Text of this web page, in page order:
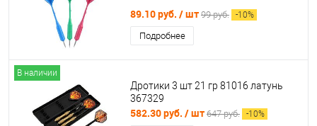
89.10 руб. / шт 99 руб. -10%
Подробнее
В наличии
Дротики 3 шт 21 гр 81016 латунь
367329
582.30 руб. / шт 647 руб. -10%